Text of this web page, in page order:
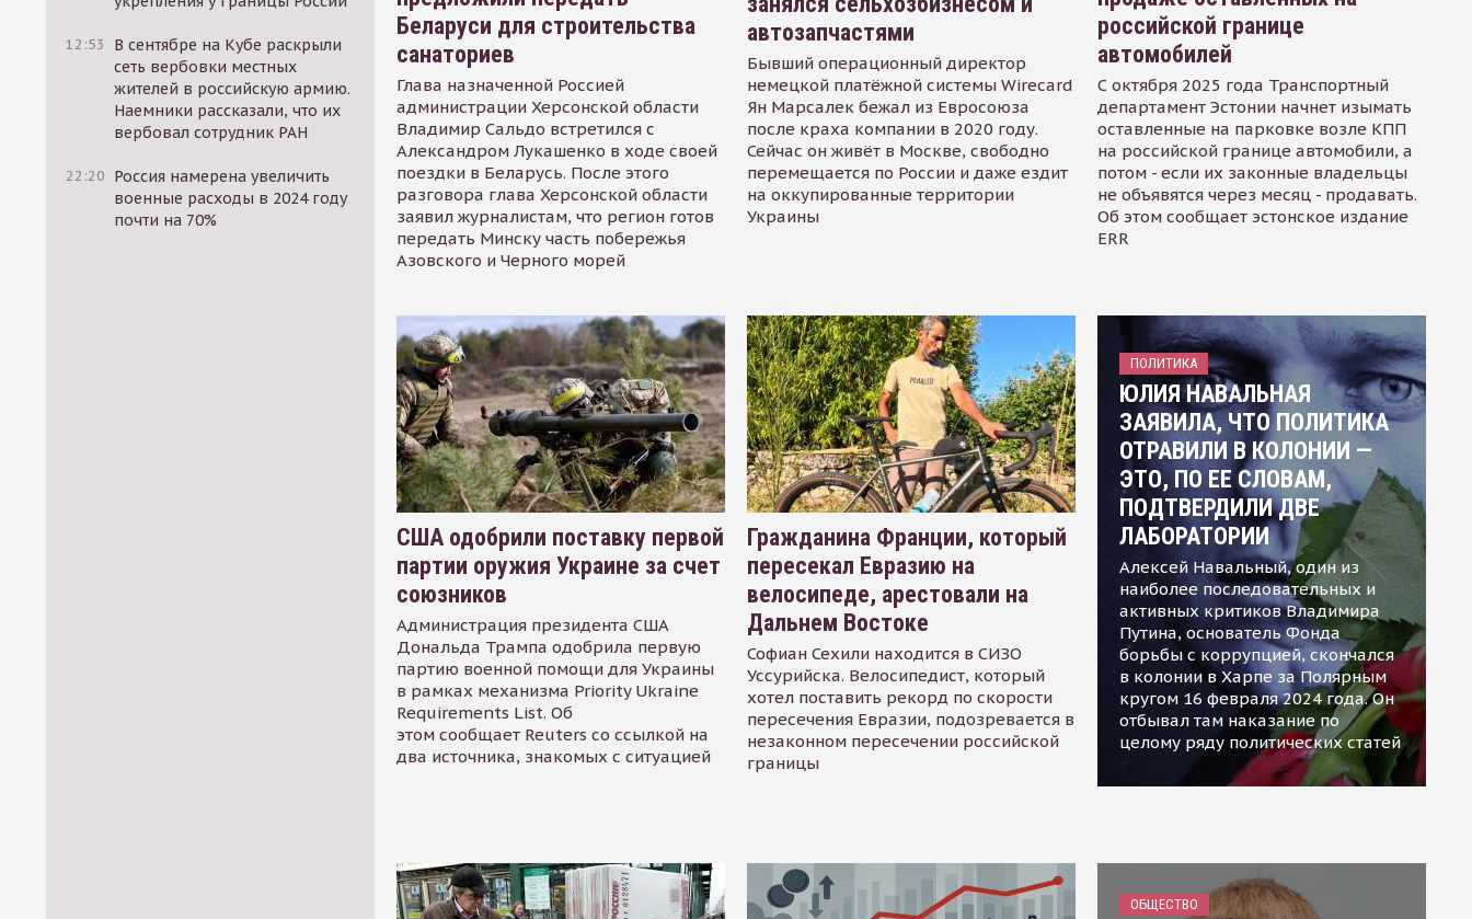
12:53
В сентябре на Кубе раскрыли
сеть вербовки местных
жителей в российскую армию.
Наемники рассказали, что их
вербовал сотрудник РАН
22:20 Россия намерена увеличить
военные расходы в 2024 году
почти на 70%
Беларуси для строительства
санаториев
Глава назначенной Россией
администрации Херсонской области
Владимир Сальдо встретился с
Александром Лукашенко в ходе своей
поездки в Беларусь. После этого
разговора глава Херсонской области
заявил журналистам, что регион готов
передать Минску часть побережья
Азовского и Черного морей
автозапчастями
Бывший операционный директор
немецкой платёжной системы Wirecard
Ян Марсалек бежал из Евросоюза
после краха компании в 2020 году.
Сейчас он живёт в Москве, свободно
перемещается по России и даже ездит
на оккупированные территории
Украины
российской границе
автомобилей
С октября 2025 года Транспортный
департамент Эстонии начнет изымать
оставленные на парковке возле КПП
на российской границе автомобили, а
потом - если их законные владельцы
не объявятся через месяц - продавать.
Об этом сообщает эстонское издание
ERR
США одобрили поставку первой
партии оружия Украине за счет
союзников
Администрация президента США
Дональда Трампа одобрила первую
партию военной помощи для Украины
в рамках механизма Priority Ukraine
Requirements List. Об
этом сообщает Reuters со ссылкой на
два источника, знакомых с ситуацией
Гражданина Франции, который
пересекал Евразию на
велосипеде, арестовали на
Дальнем Востоке
Софиан Сехили находится в СИЗО
Уссурийска. Велосипедист, который
хотел поставить рекорд по скорости
пересечения Евразии, подозревается в
незаконном пересечении российской
границы
ПОЛИТИКА
ЮЛИЯ НАВАЛЬНАЯ
ЗАЯВИЛА, ЧТО ПОЛИТИКА
ОТРАВИЛИ В КОЛОНИИ —
ЭТО, ПО ЕЕ СЛОВАМ,
ПОДТВЕРДИЛИ ДВЕ
ЛАБОРАТОРИИ
Алексей Навальный, один из
наиболее последовательных и
активных критиков Владимира
Путина, основатель Фонда
борьбы с коррупцией, скончался
в колонии в Харпе за Полярным
кругом 16 февраля 2024 года. Он
отбывал там наказание по
целому ряду политических статей
ОБЩЕСТВО